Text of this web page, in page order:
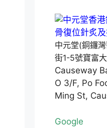
中元堂(銅鑼
街1-5號寶富
Causeway
O 3/F, Po
Ming St,
Google